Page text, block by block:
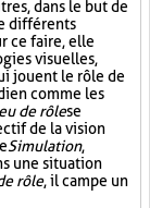
dans le but de
différents
ce faire, elle
visuelles,
jouent le rôle de
comme les
de rôlese
de la vision
Simulation,
une situation
rôle, il campe un